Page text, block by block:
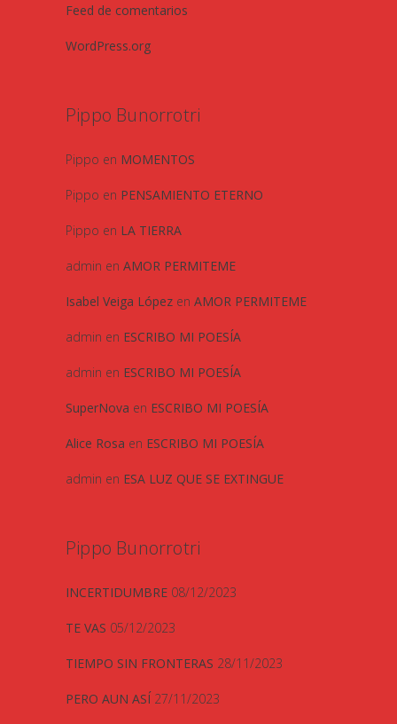
Feed de comentarios
WordPress.org
Pippo Bunorrotri
Pippo en MOMENTOS
Pippo en PENSAMIENTO ETERNO
Pippo en LA TIERRA
admin en AMOR PERMITEME
Isabel Veiga López en AMOR PERMITEME
admin en ESCRIBO MI POESÍA
admin en ESCRIBO MI POESÍA
SuperNova en ESCRIBO MI POESÍA
Alice Rosa en ESCRIBO MI POESÍA
admin en ESA LUZ QUE SE EXTINGUE
Pippo Bunorrotri
INCERTIDUMBRE 08/12/2023
TE VAS 05/12/2023
TIEMPO SIN FRONTERAS 28/11/2023
PERO AUN ASÍ 27/11/2023